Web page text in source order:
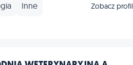
Inne Zobacz profil